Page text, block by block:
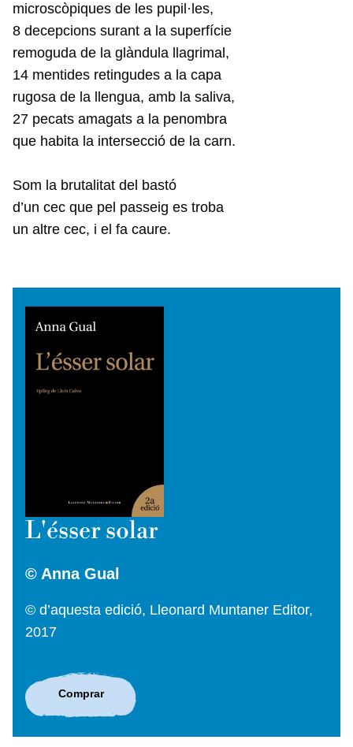
microscòpiques de les pupil·les,
8 decepcions surant a la superfície
remoguda de la glàndula llagrimal,
14 mentides retingudes a la capa
rugosa de la llengua, amb la saliva,
27 pecats amagats a la penombra
que habita la intersecció de la carn.
Som la brutalitat del bastó
d’un cec que pel passeig es troba
un altre cec, i el fa caure.
L'ésser solar
© Anna Gual
© d’aquesta edició, Lleonard Muntaner Editor,
2017
Comprar